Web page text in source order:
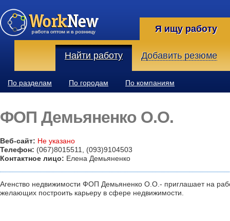
Я ищу работу
Найти работу Добавить резюме
По разделам По городам По компаниям
ФОП Демьяненко О.О.
Веб-сайт: Не указано
Телефон: (067)8015511, (093)9104503
Контактное лицо: Елена Демьяненко
Агенство недвижимости ФОП Демьяненко О.О.- приглашает на
желающих построить карьеру в сфере недвижимости.